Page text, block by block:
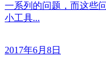
一系列的问题，而这些
小工具...
2017年6月8日